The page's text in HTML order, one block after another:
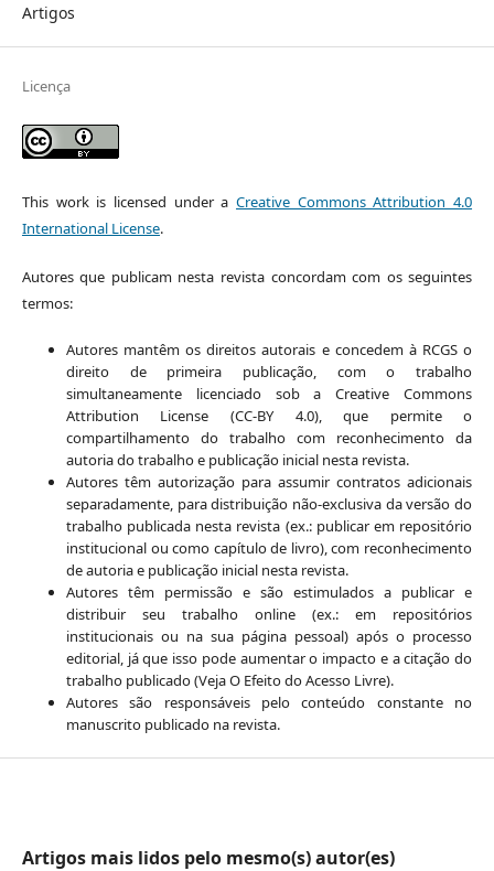
Artigos
Licença
This work is licensed under aCreative Commons Attribution 4.0
International License.
Autores que publicam nesta revista concordam com os seguintes
termos:
Autores mantêm os direitos autorais e concedem à RCGS o
direito de primeira publicação, com o trabalho
simultaneamente licenciado sob a Creative Commons
Attribution License (CC-BY 4.0), que permite o
compartilhamento do trabalho com reconhecimento da
autoria do trabalho e publicação inicial nesta revista.
Autores têm autorização para assumir contratos adicionais
separadamente, para distribuição não-exclusiva da versão do
trabalho publicada nesta revista (ex.: publicar em repositório
institucional ou como capítulo de livro), com reconhecimento
de autoria e publicação inicial nesta revista.
Autores têm permissão e são estimulados a publicar e
distribuir seu trabalho online (ex.: em repositórios
institucionais ou na sua página pessoal) após o processo
editorial, já que isso pode aumentar o impacto e a citação do
trabalho publicado (Veja O Efeito do Acesso Livre).
Autores são responsáveis pelo conteúdo constante no
manuscrito publicado na revista.
Artigos mais lidos pelo mesmo(s) autor(es)